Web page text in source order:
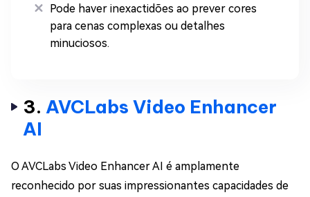
Pode haver inexactidões ao prever cores
para cenas complexas ou detalhes
minuciosos.
3. AVCLabs Video Enhancer
AI
O AVCLabs Video Enhancer AI é amplamente
reconhecido por suas impressionantes capacidades de